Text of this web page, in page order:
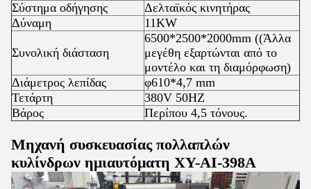
Σύστημα οδήγησης
Δελταϊκός κινητήρας
Δύναμη
11KW
Συνολική διάσταση
6500*2500*2000mm ((Άλλα
μεγέθη εξαρτώνται από το
μοντέλο και τη διαμόρφωση)
Διάμετρος λεπίδας
φ610*4,7 mm
Τετάρτη
380V 50HZ
Βάρος
Περίπου 4,5 τόνους.
Μηχανή συσκευασίας πολλαπλών
κυλίνδρων ημιαυτόματη XY-AI-398A